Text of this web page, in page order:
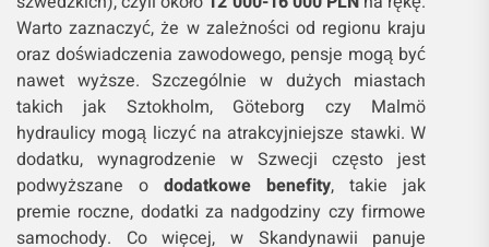
Warto zaznaczyć, że w zależności od regionu kraju
oraz doświadczenia zawodowego, pensje mogą być
nawet wyższe. Szczególnie w dużych miastach
takich jak Sztokholm, Göteborg czy Malmö
hydraulicy mogą liczyć na atrakcyjniejsze stawki. W
dodatku, wynagrodzenie w Szwecji często jest
podwyższane ododatkowe benefity, takie jak
premie roczne, dodatki za nadgodziny czy firmowe
samochody. Co więcej, w Skandynawii panuje